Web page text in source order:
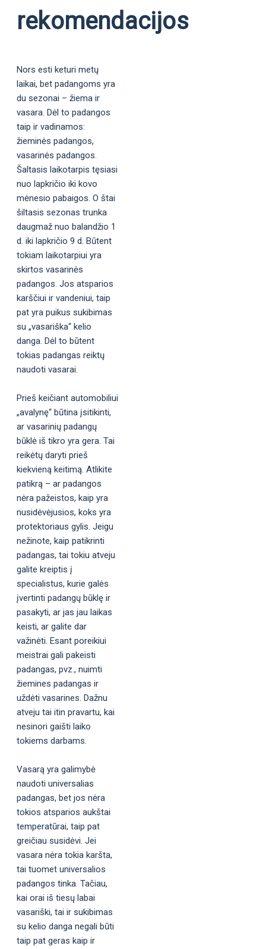
rekomendacijos
Nors esti keturi metų
laikai, bet padangoms yra
du sezonai – žiema ir
vasara. Dėl to padangos
taip ir vadinamos:
žieminės padangos,
vasarinės padangos.
Šaltasis laikotarpis tęsiasi
nuo lapkričio iki kovo
mėnesio pabaigos. O štai
šiltasis sezonas trunka
daugmaž nuo balandžio 1
d. iki lapkričio 9 d. Būtent
tokiam laikotarpiui yra
skirtos vasarinės
padangos. Jos atsparios
karščiui ir vandeniui, taip
pat yra puikus sukibimas
su „vasariška“ kelio
danga. Dėl to būtent
tokias padangas reiktų
naudoti vasarai.
Prieš keičiant automobiliui
„avalynę“ būtina įsitikinti,
ar vasarinių padangų
būklė iš tikro yra gera. Tai
reikėtų daryti prieš
kiekvieną keitimą. Atlikite
patikrą – ar padangos
nėra pažeistos, kaip yra
nusidėvėjusios, koks yra
protektoriaus gylis. Jeigu
nežinote, kaip patikrinti
padangas, tai tokiu atveju
galite kreiptis į
specialistus, kurie galės
įvertinti padangų būklę ir
pasakyti, ar jas jau laikas
keisti, ar galite dar
važinėti. Esant poreikiui
meistrai gali pakeisti
padangas, pvz., nuimti
žiemines padangas ir
uždėti vasarines. Dažnu
atveju tai itin pravartu, kai
nesinori gaišti laiko
tokiems darbams.
Vasarą yra galimybė
naudoti universalias
padangas, bet jos nėra
tokios atsparios aukštai
temperatūrai, taip pat
greičiau susidėvi. Jei
vasara nėra tokia karšta,
tai tuomet universalios
padangos tinka. Tačiau,
kai orai iš tiesų labai
vasariški, tai ir sukibimas
su kelio danga negali būti
taip pat geras kaip ir